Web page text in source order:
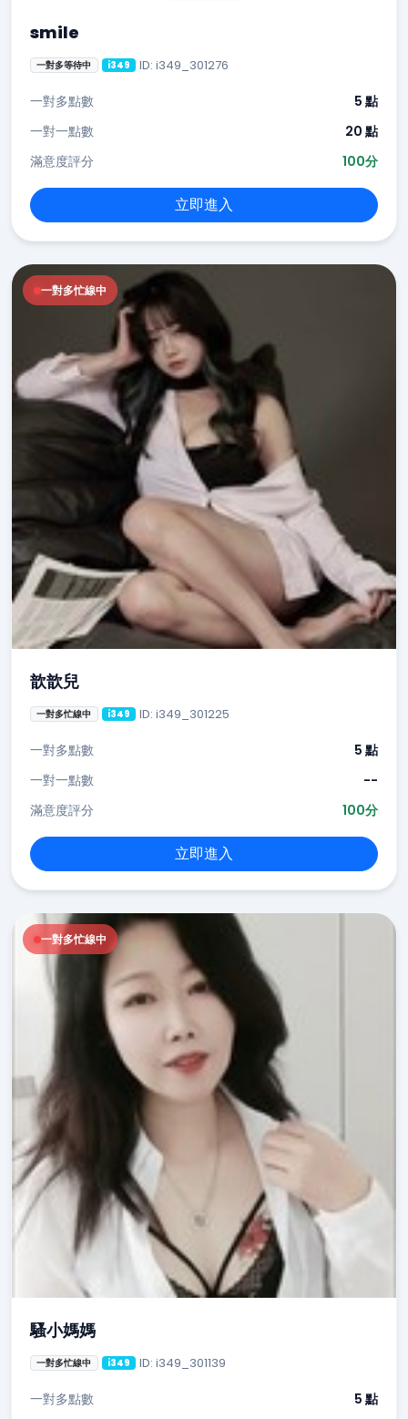
smile
一對多等待中 i349 ID: i349_301276
一對多點數
5 點
一對一點數
20 點
滿意度評分
100分
立即進入
一對多忙線中
歆歆兒
一對多忙線中 i349 ID: i349_301225
一對多點數
5 點
一對一點數
--
滿意度評分
100分
立即進入
一對多忙線中
騷小媽媽
一對多忙線中 i349 ID: i349_301139
一對多點數 5 點